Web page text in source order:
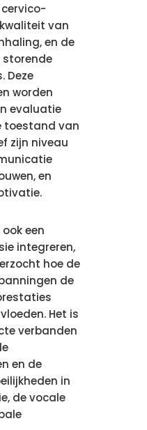
van
en de
storende
Deze
worden
evaluatie
toestand van
zijn niveau
en
een
integreren,
hoe de
de
Het is
verbanden
en de
in
de vocale